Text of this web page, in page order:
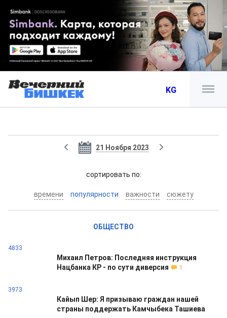
KG
21 Ноября 2023
cортировать по:
времени популярности важности сюжету
ОБЩЕСТВО
4833
Михаил Петров: Последняя инструкция
Нацбанка КР - по сути диверсия
1
3973
Кайып Шер: Я призываю граждан нашей
страны поддержать Камчыбека Ташиева